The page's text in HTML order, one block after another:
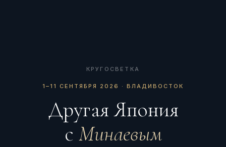
КРУГОСВЕТКА
1–11 СЕНТЯБРЯ 2026 · ВЛАДИВОСТОК
Другая Япония
с Минаевым